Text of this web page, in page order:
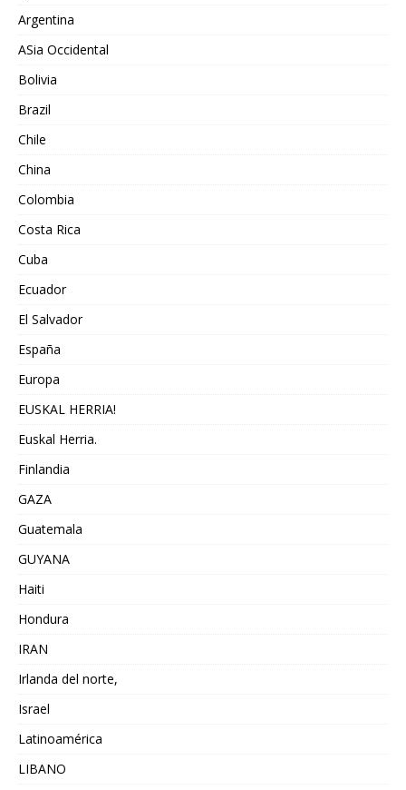
Argentina
ASia Occidental
Bolivia
Brazil
Chile
China
Colombia
Costa Rica
Cuba
Ecuador
El Salvador
España
Europa
EUSKAL HERRIA!
Euskal Herria.
Finlandia
GAZA
Guatemala
GUYANA
Haiti
Hondura
IRAN
Irlanda del norte,
Israel
Latinoamérica
LIBANO